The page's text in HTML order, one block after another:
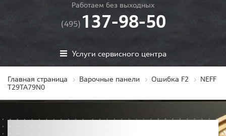
Работаем без выходных
(495) 137-98-50
Услуги сервисного центра
Главная страница Варочные панели Ошибка F2
NEFF
T29TA79N0